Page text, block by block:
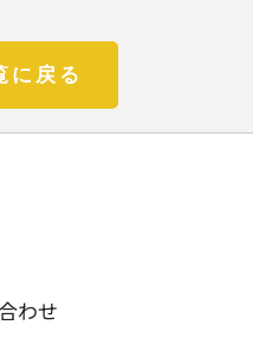
に戻る